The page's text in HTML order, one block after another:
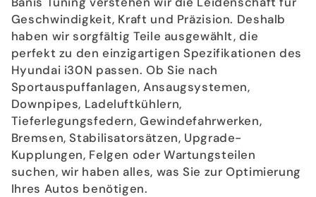
e
:
Geschwindigkeit, Kraft und Präzision. Deshalb
haben wir sorgfältig Teile ausgewählt, die
perfekt zu den einzigartigen Spezifikationen des
Hyundai i30N passen. Ob Sie nach
Sportauspuffanlagen, Ansaugsystemen,
Downpipes, Ladeluftkühlern,
Tieferlegungsfedern, Gewindefahrwerken,
Bremsen, Stabilisatorsätzen, Upgrade-
Kupplungen, Felgen oder Wartungsteilen
suchen, wir haben alles, was Sie zur Optimierung
Ihres Autos benötigen.